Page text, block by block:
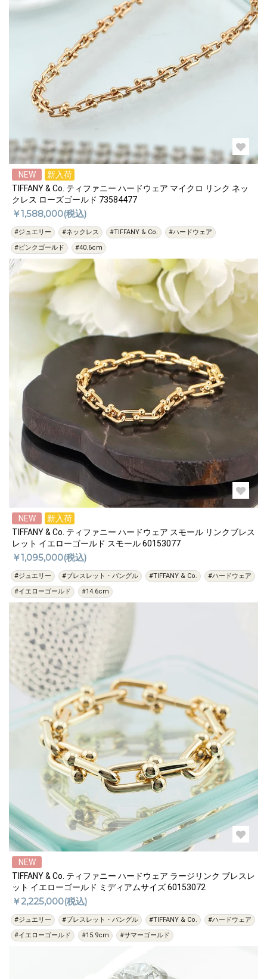
NEW
新入荷
TIFFANY & Co. ティファニー ハードウェア マイクロ リンク ネッ
クレス ローズゴールド 73584477
￥1,588,000(税込)
#ジュエリー #ネックレス #TIFFANY & Co.
#ハードウェア
#ピンクゴールド
#40.6cm
NEW
新入荷
TIFFANY & Co. ティファニー ハードウェア スモール リンクブレス
レット イエローゴールド スモール 60153077
￥1,095,000(税込)
#ジュエリー #ブレスレット・バングル #TIFFANY & Co.
#ハードウェア
#イエローゴールド
#14.6cm
NEW
TIFFANY & Co. ティファニー ハードウェア ラージリンク ブレスレ
ット イエローゴールド ミディアムサイズ 60153072
￥2,225,000(税込)
#ジュエリー #ブレスレット・バングル #TIFFANY & Co.
#ハードウェア
#イエローゴールド
#15.9cm #サマーゴールド